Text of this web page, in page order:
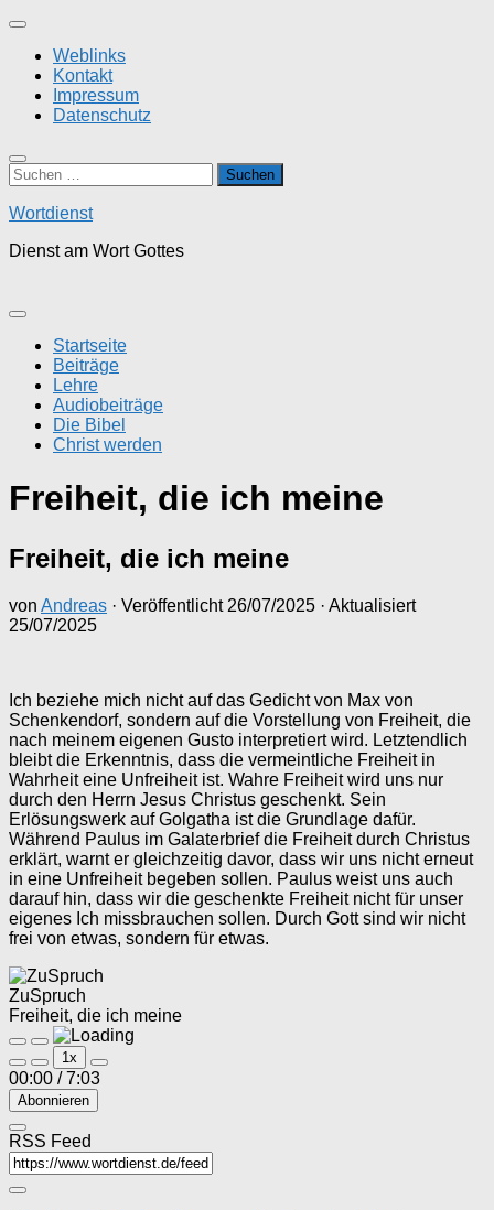
Zum
springenWeblinks
Kontakt
Impressum
Datenschutz
Suchen
nach:
Wortdienst
Dienst am Wort Gottes
Startseite
Beiträge
Lehre
Audiobeiträge
Die Bibel
Christ werden
Freiheit, die ich meine
Freiheit, die ich meine
von Andreas · Veröffentlicht 26/07/2025 · Aktualisiert
25/07/2025
Ich beziehe mich nicht auf das Gedicht von Max von
Schenkendorf, sondern auf die Vorstellung von Freiheit, die
nach meinem eigenen Gusto interpretiert wird. Letztendlich
bleibt die Erkenntnis, dass die vermeintliche Freiheit in
Wahrheit eine Unfreiheit ist. Wahre Freiheit wird uns nur
durch den Herrn Jesus Christus geschenkt. Sein
Erlösungswerk auf Golgatha ist die Grundlage dafür.
Während Paulus im Galaterbrief die Freiheit durch Christus
erklärt, warnt er gleichzeitig davor, dass wir uns nicht erneut
in eine Unfreiheit begeben sollen. Paulus weist uns auch
darauf hin, dass wir die geschenkte Freiheit nicht für unser
eigenes Ich missbrauchen sollen. Durch Gott sind wir nicht
frei von etwas, sondern für etwas.
ZuSpruch
Freiheit, die ich meine
Play
Episode
Pause
Episode
1x
00:00 / 7:03
Abonnieren
RSS Feed